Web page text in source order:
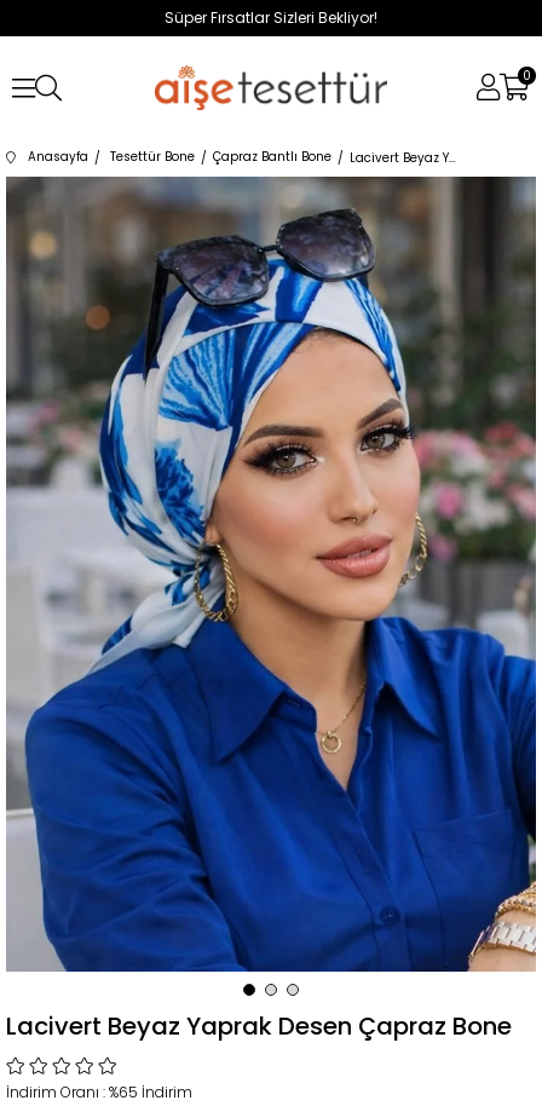
Süper Fırsatlar Sizleri Bekliyor!
0
Anasayfa Tesettür Bone Çapraz Bantlı Bone Lacivert Beyaz Yaprak Desen Çapraz Bone
Lacivert Beyaz Yaprak Desen Çapraz Bone
İndirim Oranı :%65 İndirim